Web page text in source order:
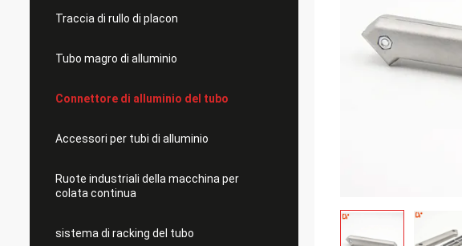
Traccia di rullo di placon
Tubo magro di alluminio
Connettore di alluminio del tubo
Accessori per tubi di alluminio
Ruote industriali della macchina per
colata continua
sistema di racking del tubo